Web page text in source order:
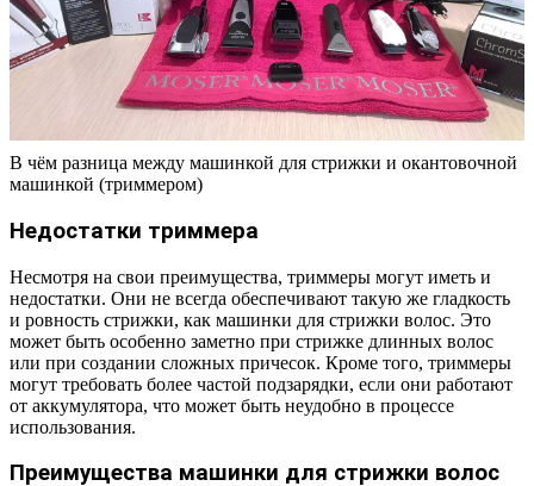
В чём разница между машинкой для стрижки и окантовочной
машинкой (триммером)
Недостатки триммера
Несмотря на свои преимущества, триммеры могут иметь и
недостатки. Они не всегда обеспечивают такую же гладкость
и ровность стрижки, как машинки для стрижки волос. Это
может быть особенно заметно при стрижке длинных волос
или при создании сложных причесок. Кроме того, триммеры
могут требовать более частой подзарядки, если они работают
от аккумулятора, что может быть неудобно в процессе
использования.
Преимущества машинки для стрижки волос